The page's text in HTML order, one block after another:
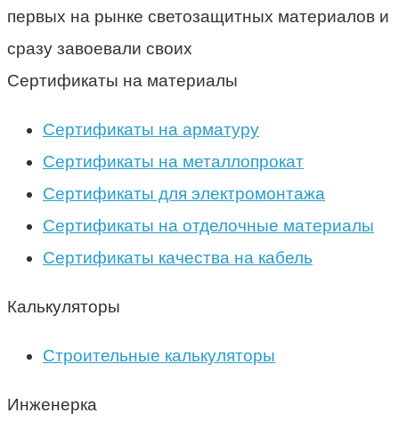
первых на рынке светозащитных материалов и
сразу завоевали своих
Сертификаты на материалы
Сертификаты на арматуру
Сертификаты на металлопрокат
Сертификаты для электромонтажа
Сертификаты на отделочные материалы
Сертификаты качества на кабель
Калькуляторы
Строительные калькуляторы
Инженерка